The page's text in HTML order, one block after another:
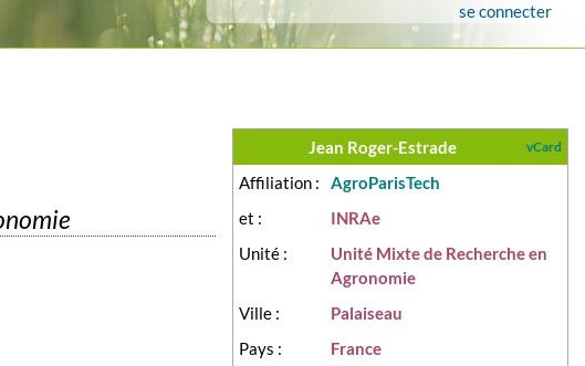
vCard
Jean Roger-Estrade
Affiliation :
AgroParisTech
et :
INRAe
Unité :
Unité Mixte de Recherche en
Agronomie
Ville :
Palaiseau
Pays :
France
se connecter